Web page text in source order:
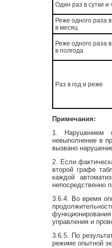
Один раз в сутки и
Реже одного раза
в месяц
Реже одного раза
в полгода
Раз в год и реже
Примечания:
1. Нарушением
невыполнение в
вызвано
2. Если
второй графе
каждой
непосредственно
3.6.4. Во время
управления и
3.6.5. По
режиме опытной